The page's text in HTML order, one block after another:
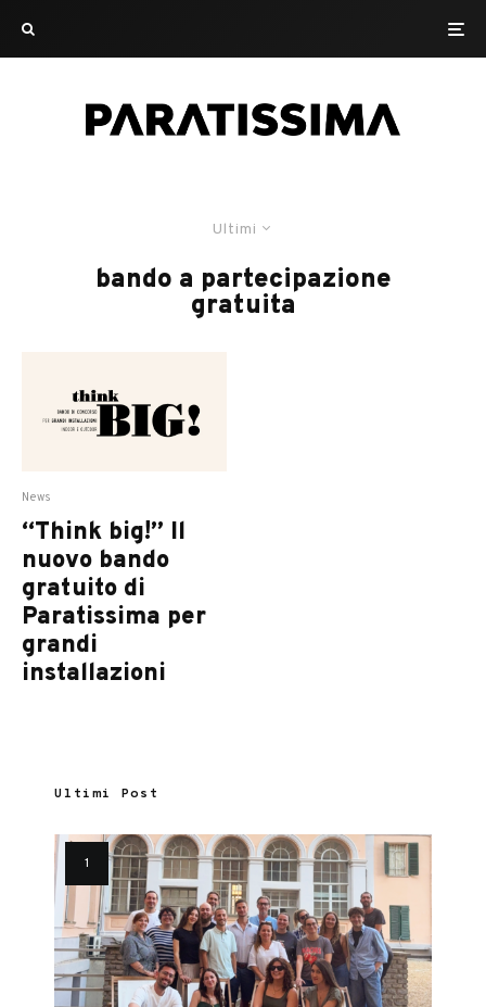
Ultimi
bando a partecipazione
gratuita
News
“Think big!” Il
nuovo bando
gratuito di
Paratissima per
grandi
installazioni
Ultimi Post